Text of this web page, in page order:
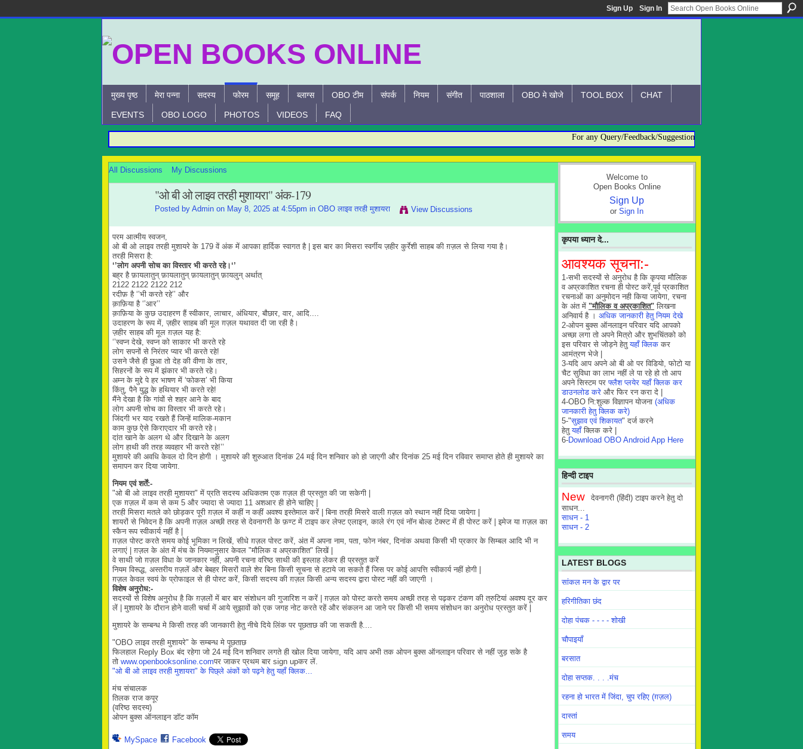
Sign Up Sign In
मुख्य पृष्ठ मेरा पन्ना सदस्य फोरम समूह ब्लाग्स OBO टीम संपर्क नियम संगीत पाठशाला OBO मे खोजे TOOL BOX CHAT
EVENTS OBO LOGO PHOTOS VIDEOS FAQ
For any Query/Feedback/Suggestion related to OBO, please contact:-
All Discussions My Discussions
"ओ बी ओ लाइव तरही मुशायरा" अंक-179
Posted by Admin on May 8, 2025 at 4:55pm in OBO लाइव तरही मुशायरा View Discussions
परम आत्मीय स्वजन,
ओ बी ओ लाइव तरही मुशायरे के 179 वें अंक में आपका हार्दिक स्वागत है | इस बार का मिसरा स्वर्गीय ज़हीर कुर्रेशी साहब की ग़ज़ल से लिया गया है।
तरही मिसरा है:
‘’लोग अपनी सोच का विस्तार भी करते रहे।‘’
बह्र है फ़ायलातुन् फ़ायलातुन् फ़ायलातुन् फ़ायलुन् अर्थात्
2122 2122 2122 212
रदीफ़ है ‘’भी करते रहे’’ और
क़ाफ़िया है ‘’आर’’
क़ाफ़िया के कुछ उदाहरण हैं स्वीकार, लाचार, अंधियार, बौछार, वार, आदि....
उदाहरण के रूप में, ज़हीर साहब की मूल ग़ज़ल यथावत दी जा रही है।
ज़हीर साहब की मूल ग़ज़ल यह है:
‘’स्वप्न देखे, स्वप्न को साकार भी करते रहे
लोग सपनों से निरंतर प्यार भी करते रहे!
उसने जैसे ही छुआ तो देह की वीणा के तार,
सिहरनों के रूप में झंकार भी करते रहे।
अम्न के मुद्दे पे हर भाषण में ‘फोकस’ भी किया
किंतु, पैने युद्ध के हथियार भी करते रहे!
मैंने देखा है कि गांवों से शहर आने के बाद
लोग अपनी सोच का विस्तार भी करते रहे।
जिंदगी भर याद रखते हैं जिन्हें मालिक-मकान
काम कुछ ऐसे किराएदार भी करते रहे।
दांत खाने के अलग थे और दिखाने के अलग
लोग हाथी की तरह व्यवहार भी करते रहे!’’
मुशायरे की अवधि केवल दो दिन होगी । मुशायरे की शुरुआत दिनांक 24 मई दिन शनिवार को हो जाएगी और दिनांक 25 मई दिन रविवार समाप्त होते ही मुशायरे का
समापन कर दिया जायेगा.
नियम एवं शर्तें:-
"ओ बी ओ लाइव तरही मुशायरा" में प्रति सदस्य अधिकतम एक ग़ज़ल ही प्रस्तुत की जा सकेगी |
एक ग़ज़ल में कम से कम 5 और ज्यादा से ज्यादा 11 अशआर ही होने चाहिए |
तरही मिसरा मतले को छोड़कर पूरी ग़ज़ल में कहीं न कहीं अवश्य इस्तेमाल करें | बिना तरही मिसरे वाली ग़ज़ल को स्थान नहीं दिया जायेगा |
शायरों से निवेदन है कि अपनी ग़ज़ल अच्छी तरह से देवनागरी के फ़ण्ट में टाइप कर लेफ्ट एलाइन, काले रंग एवं नॉन बोल्ड टेक्स्ट में ही पोस्ट करें | इमेज या ग़ज़ल का
स्कैन रूप स्वीकार्य नहीं है |
ग़ज़ल पोस्ट करते समय कोई भूमिका न लिखें, सीधे ग़ज़ल पोस्ट करें, अंत में अपना नाम, पता, फोन नंबर, दिनांक अथवा किसी भी प्रकार के सिम्बल आदि भी न
लगाएं | ग़ज़ल के अंत में मंच के नियमानुसार केवल "मौलिक व अप्रकाशित" लिखें |
वे साथी जो ग़ज़ल विधा के जानकार नहीं, अपनी रचना वरिष्ठ साथी की इस्लाह लेकर ही प्रस्तुत करें
नियम विरूद्ध, अस्तरीय ग़ज़लें और बेबहर मिसरों वाले शेर बिना किसी सूचना से हटाये जा सकते हैं जिस पर कोई आपत्ति स्वीकार्य नहीं होगी |
ग़ज़ल केवल स्वयं के प्रोफाइल से ही पोस्ट करें, किसी सदस्य की ग़ज़ल किसी अन्य सदस्य द्वारा पोस्ट नहीं की जाएगी ।
विशेष अनुरोध:-
सदस्यों से विशेष अनुरोध है कि ग़ज़लों में बार बार संशोधन की गुजारिश न करें | ग़ज़ल को पोस्ट करते समय अच्छी तरह से पढ़कर टंकण की त्रुटियां अवश्य दूर कर
लें | मुशायरे के दौरान होने वाली चर्चा में आये सुझावों को एक जगह नोट करते रहें और संकलन आ जाने पर किसी भी समय संशोधन का अनुरोध प्रस्तुत करें |
मुशायरे के सम्बन्ध मे किसी तरह की जानकारी हेतु नीचे दिये लिंक पर पूछताछ की जा सकती है....
"OBO लाइव तरही मुशायरे" के सम्बन्ध मे पूछताछ
फिलहाल Reply Box बंद रहेगा जो 24 मई दिन शनिवार लगते ही खोल दिया जायेगा, यदि आप अभी तक ओपन बुक्स ऑनलाइन परिवार से नहीं जुड़ सके है
तो www.openbooksonline.comपर जाकर प्रथम बार sign upकर लें.
"ओ बी ओ लाइव तरही मुशायरा" के पिछ्ले अंकों को पढ़ने हेतु यहाँ क्लिक...
मंच संचालक
तिलक राज कपूर
(वरिष्ठ सदस्य)
ओपन बुक्स ऑनलाइन डॉट कॉम
MySpace
Facebook
Welcome to
Open Books Online
Sign Up
or Sign In
कृपया ध्यान दे...
आवश्यक सूचना:-
1-सभी सदस्यों से अनुरोध है कि कृपया मौलिक
व अप्रकाशित रचना ही पोस्ट करें,पूर्व प्रकाशित
रचनाओं का अनुमोदन नही किया जायेगा, रचना
के अंत में "मौलिक व अप्रकाशित" लिखना
अनिवार्य है । अधिक जानकारी हेतु नियम देखे
2-ओपन बुक्स ऑनलाइन परिवार यदि आपको
अच्छा लगा तो अपने मित्रो और शुभचिंतको को
इस परिवार से जोड़ने हेतुयहाँ क्लिक कर
आमंत्रण भेजे |
3-यदि आप अपने ओ बी ओ पर विडियो, फोटो या
चैट सुविधा का लाभ नहीं ले पा रहे हो तो आप
अपने सिस्टम परफ्लैश प्लयेर यहाँ क्लिक कर
डाउनलोड करे और फिर रन करा दे |
4-OBO नि:शुल्क विज्ञापन योजना (अधिक
जानकारी हेतु क्लिक करे)
5-"सुझाव एवं शिकायत" दर्ज करने
हेतुयहाँक्लिक करे |
6-Download OBO Android App Here
हिन्दी टाइप
New
देवनागरी (हिंदी) टाइप करने हेतु दो
साधन...
साधन - 1
साधन - 2
LATEST BLOGS
सांकल मन के द्वार पर
हरिगीतिका छंद
दोहा पंचक - - - - शोखी
चौपाइयाँ
बरसात
दोहा सप्तक. . . .मंच
रहना हो भारत में जिंदा, चुप रहिए (ग़ज़ल)
दास्तां
समय